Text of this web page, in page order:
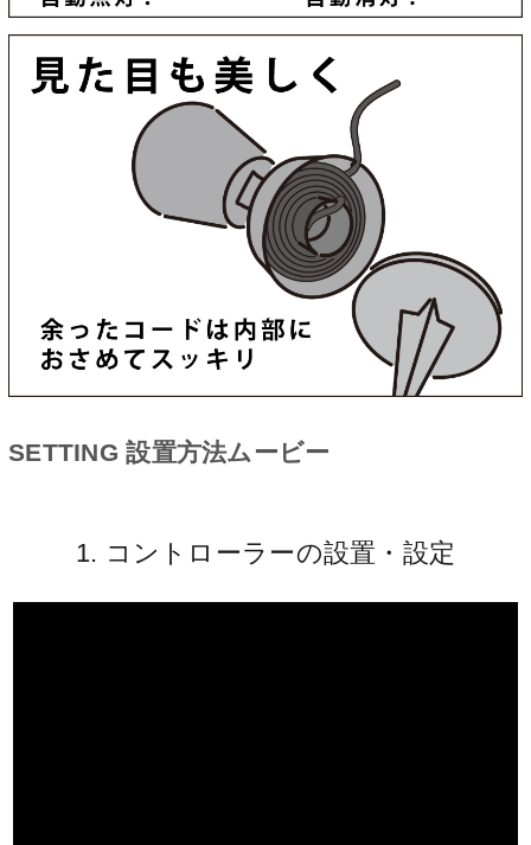
SETTING 設置方法ムービー
1. コントローラーの設置・設定